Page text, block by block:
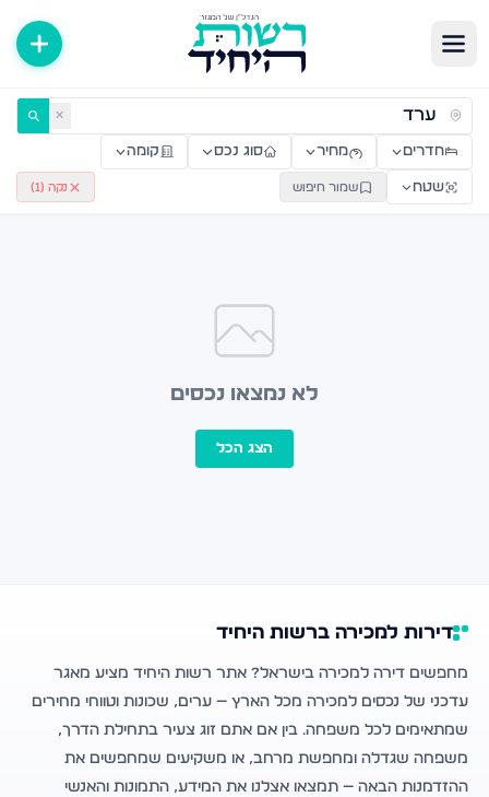
דירות למכירה ולהשכרה — רשות היחיד ✕
חדרים מחיר סוג נכס קומה
שטח שמור חיפוש נקה ( 1
)
לא נמצאו נכסים
הצג הכל
דירות למכירה ברשות היחיד
מחפשים דירה למכירה בישראל? אתר רשות היחיד מציע מאגר
עדכני של נכסים למכירה מכל הארץ — ערים, שכונות וטווחי מחירים
שמתאימים לכל משפחה. בין אם אתם זוג צעיר בתחילת הדרך,
משפחה שגדלה ומחפשת מרחב, או משקיעים שמחפשים את
ההזדמנות הבאה — תמצאו אצלנו את המידע, התמונות והאנשי